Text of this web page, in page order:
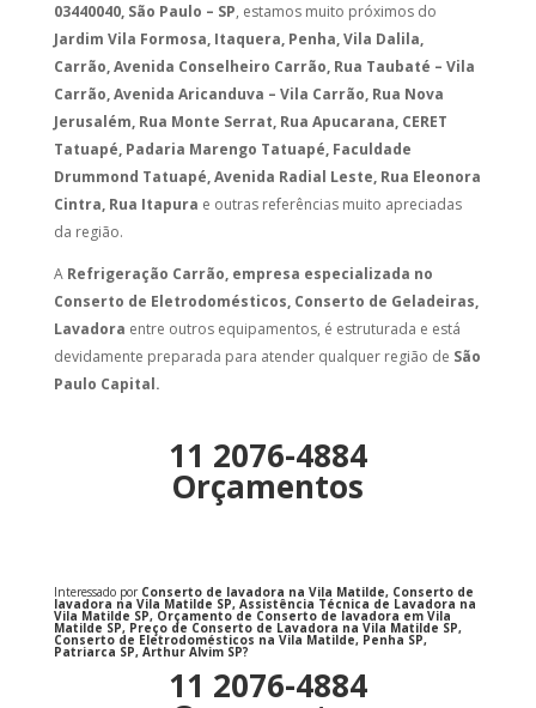
03440040, São Paulo – SP, estamos muito próximos do
Jardim Vila Formosa, Itaquera, Penha, Vila Dalila,
Carrão, Avenida Conselheiro Carrão, Rua Taubaté – Vila
Carrão, Avenida Aricanduva – Vila Carrão, Rua Nova
Jerusalém, Rua Monte Serrat, Rua Apucarana, CERET
Tatuapé, Padaria Marengo Tatuapé, Faculdade
Drummond Tatuapé, Avenida Radial Leste, Rua Eleonora
Cintra, Rua Itapura e outras referências muito apreciadas
da região.
A Refrigeração Carrão, empresa especializada no
Conserto de Eletrodomésticos, Conserto de Geladeiras,
Lavadora entre outros equipamentos, é estruturada e está
devidamente preparada para atender qualquer região de São
Paulo Capital.
11 2076-4884
Orçamentos
Interessado por Conserto de lavadora na Vila Matilde, Conserto de
lavadora na Vila Matilde SP, Assistência Técnica de Lavadora na
Vila Matilde SP, Orçamento de Conserto de lavadora em Vila
Matilde SP, Preço de Conserto de Lavadora na Vila Matilde SP,
Conserto de Eletrodomésticos na Vila Matilde, Penha SP,
Patriarca SP, Arthur Alvim SP?
11 2076-4884